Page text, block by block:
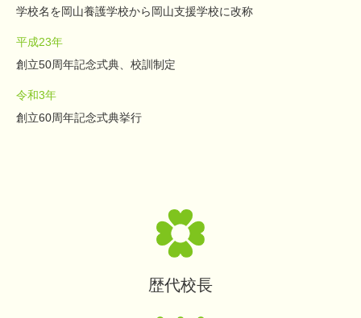
学校名を岡山養護学校から岡山支援学校に改称
平成23年
創立50周年記念式典、校訓制定
令和3年
創立60周年記念式典挙行
歴代校長